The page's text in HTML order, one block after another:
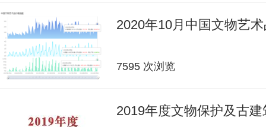
2020年10月中国文物艺
7595 次浏览
2019年度文物保护及古